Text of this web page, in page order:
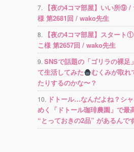
【夜の4コマ部屋】いい所⑨ /
様 第2681回 / wako先生
【夜の4コマ部屋】スタート
こ様 第2657回 / wako先生
SNSで話題の「ゴリラの裸足
て生活してみた
むくみが取れ
たりするのかな〜？
ドトール…なんだよね？シ
めく「ドトール珈琲農園」で最
“とっておきの2品” があるんで